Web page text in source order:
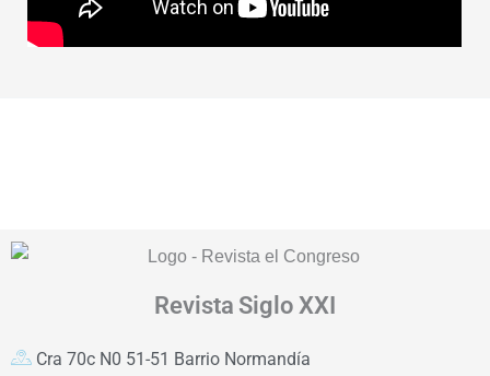
Revista Siglo XXI
Cra 70c N0 51-51 Barrio Normandía